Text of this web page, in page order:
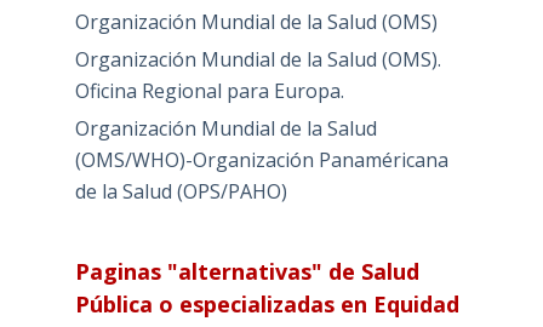
Organización Mundial de la Salud (OMS)
Organización Mundial de la Salud (OMS).
Oficina Regional para Europa.
Organización Mundial de la Salud
(OMS/WHO)-Organización Panaméricana
de la Salud (OPS/PAHO)
Paginas "alternativas" de Salud
Pública o especializadas en Equidad